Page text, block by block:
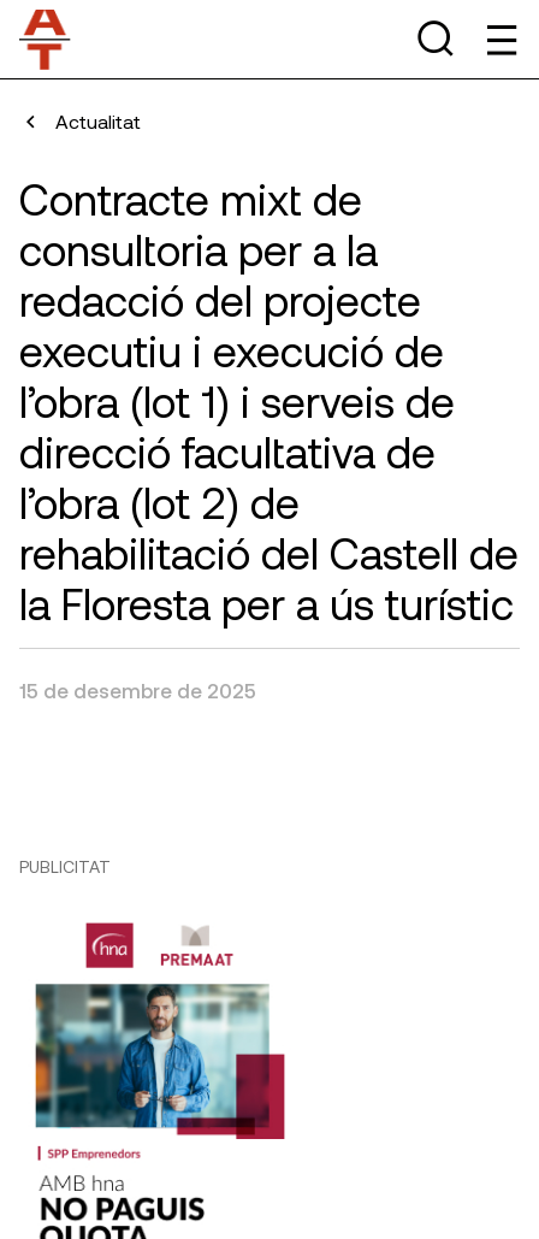
Actualitat
Contracte mixt de
consultoria per a la
redacció del projecte
executiu i execució de
l’obra (lot 1) i serveis de
direcció facultativa de
l’obra (lot 2) de
rehabilitació del Castell de
la Floresta per a ús turístic
15 de desembre de 2025
PUBLICITAT